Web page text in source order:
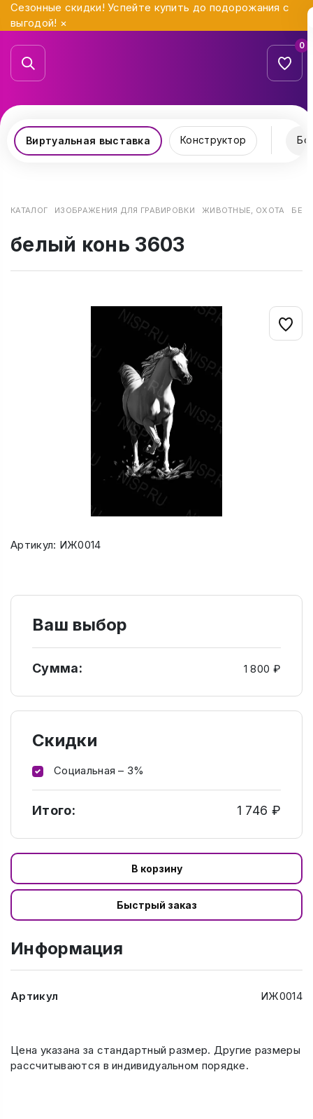
Сезонные скидки! Успейте купить до подорожания с
выгодой! ×
0
Виртуальная выставка Конструктор
КАТАЛОГ ИЗОБРАЖЕНИЯ ДЛЯ ГРАВИРОВКИ ЖИВОТНЫЕ, ОХОТА
белый конь 3603
Артикул: ИЖ0014
Ваш выбор
Сумма: 1 800 ₽
Скидки
Социальная – 3%
Итого: 1 746 ₽
В корзину
Быстрый заказ
Информация
Артикул ИЖ0014
Цена указана за стандартный размер. Другие размеры
рассчитываются в индивидуальном порядке.